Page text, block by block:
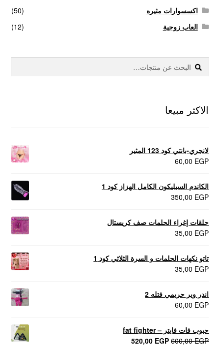
اكسسوارات مثيره
(50)
العاب زوجية
(12)
البحث
عن:
بحث
الاكثر مبيعا
لانجري-بانتي كود 123 المثير
60,00 EGP
الكاندم السيليكون الكامل الهزاز كود 1
350,00 EGP
حلقات إغراء الحلمات صف كريستال
35,00 EGP
تاتو نكهات الحلمات و السرة الثلاثي كود 1
35,00 EGP
اندر وير حريمي فتله 2
60,00 EGP
حبوب فات فايتر – fat fighter
600,00EGP
السعر520,00 EGP
السعر